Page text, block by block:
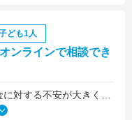
ども1人
ンラインで相談でき
のお金のことで悩んでいる友人にも教えました。